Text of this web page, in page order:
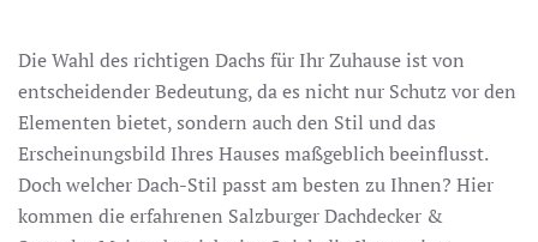
Die Wahl des richtigen Dachs für Ihr Zuhause ist von
entscheidender Bedeutung, da es nicht nur Schutz vor den
Elementen bietet, sondern auch den Stil und das
Erscheinungsbild Ihres Hauses maßgeblich beeinflusst.
Doch welcher Dach-Stil passt am besten zu Ihnen? Hier
kommen die erfahrenen Salzburger Dachdecker &